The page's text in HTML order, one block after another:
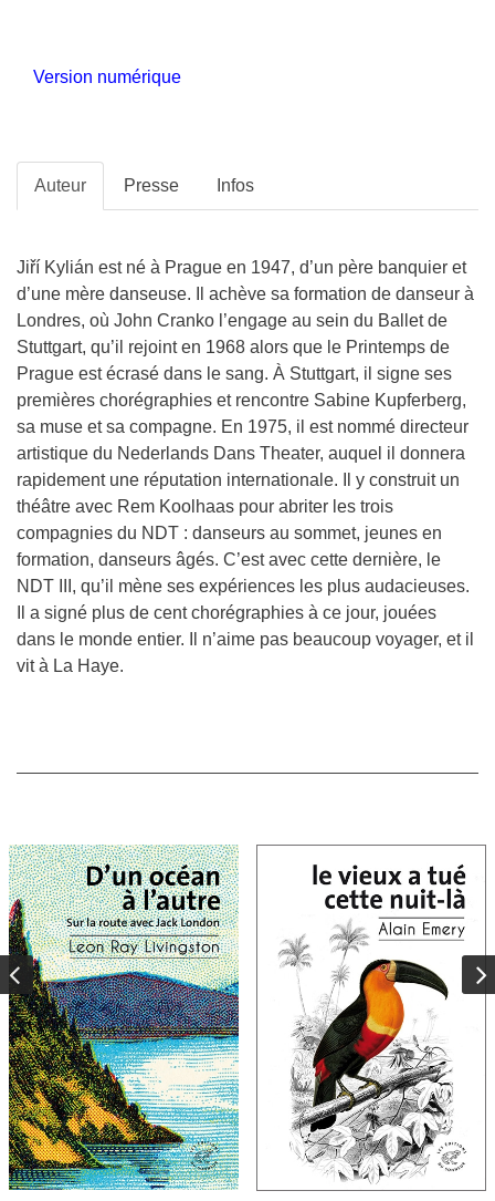
Version numérique
Auteur Presse Infos
Jiří Kylián est né à Prague en 1947, d’un père banquier et
d’une mère danseuse. Il achève sa formation de danseur à
Londres, où John Cranko l’engage au sein du Ballet de
Stuttgart, qu’il rejoint en 1968 alors que le Printemps de
Prague est écrasé dans le sang. À Stuttgart, il signe ses
premières chorégraphies et rencontre Sabine Kupferberg,
sa muse et sa compagne. En 1975, il est nommé directeur
artistique du Nederlands Dans Theater, auquel il donnera
rapidement une réputation internationale. Il y construit un
théâtre avec Rem Koolhaas pour abriter les trois
compagnies du NDT : danseurs au sommet, jeunes en
formation, danseurs âgés. C’est avec cette dernière, le
NDT III, qu’il mène ses expériences les plus audacieuses.
Il a signé plus de cent chorégraphies à ce jour, jouées
dans le monde entier. Il n’aime pas beaucoup voyager, et il
vit à La Haye.